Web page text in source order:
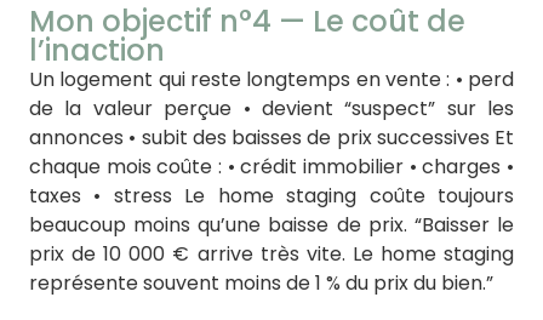
Mon objectif n°4 — Le coût de
l’inaction
Un logement qui reste longtemps en vente : • perd
de la valeur perçue • devient “suspect” sur les
annonces • subit des baisses de prix successives Et
chaque mois coûte : • crédit immobilier • charges •
taxes • stress Le home staging coûte toujours
beaucoup moins qu’une baisse de prix. “Baisser le
prix de 10 000 € arrive très vite. Le home staging
représente souvent moins de 1 % du prix du bien.”